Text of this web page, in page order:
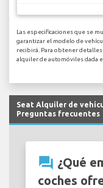
Las especificaciones que se
garantizar el modelo de
recibirá. Para obtener
alquiler de automóviles dada
Seat Alquiler de
Preguntas frecuentes
question_answer ¿Qué
coches